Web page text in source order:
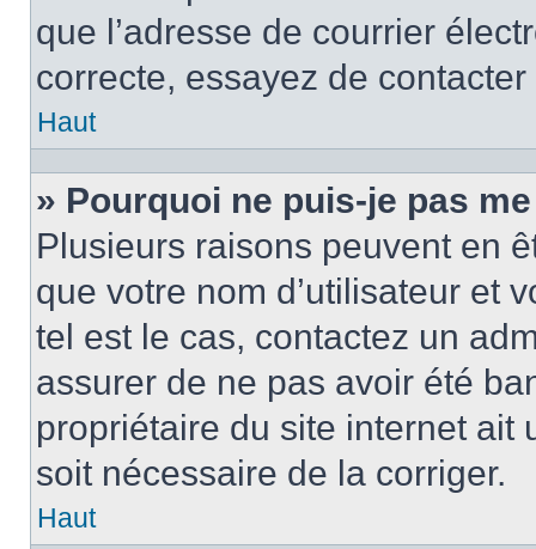
que l’adresse de courrier
correcte, essayez de
Haut
» Pourquoi ne puis-je pas
Plusieurs raisons peuvent en
que votre nom d’utilisateur et
tel est le cas, contactez un
assurer de ne pas avoir été
propriétaire du site internet ait
soit nécessaire de la corriger.
Haut